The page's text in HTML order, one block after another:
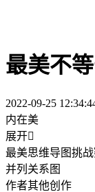
最美不
2022-09-25
内在美
展开
最美思维导图挑
并列关系图
作者其他创作